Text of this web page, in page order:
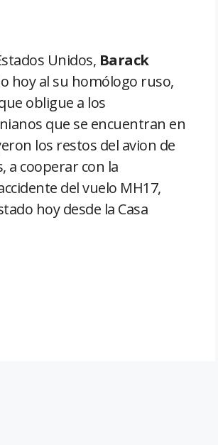
Unidos, Barack
hoy al su homólogo ruso,
obligue a los
que se encuentran en
los restos del avion de
a cooperar con la
del vuelo MH17,
hoy desde la Casa